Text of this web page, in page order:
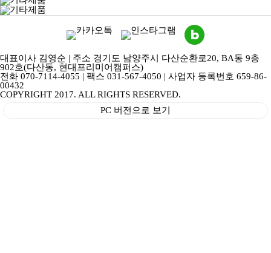
대표이사 김영순 | 주소 경기도 남양주시 다산순환로20, BA동 9층
902호(다산동, 현대프리미어캠퍼스)
전화 070-7114-4055 | 팩스 031-567-4050 | 사업자 등록번호 659-86-
00432
COPYRIGHT 2017. ALL RIGHTS RESERVED.
PC 버전으로 보기